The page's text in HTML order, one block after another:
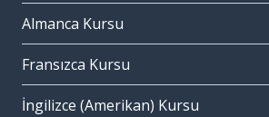
Almanca Kursu
Fransızca Kursu
İngilizce (Amerikan) Kursu